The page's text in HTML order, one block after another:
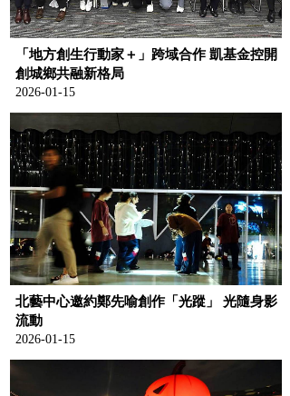
「地方創生行動家＋」跨域合作 凱基金控開
創城鄉共融新格局
2026-01-15
北藝中心邀約鄭先喻創作「光蹤」 光隨身影
流動
2026-01-15